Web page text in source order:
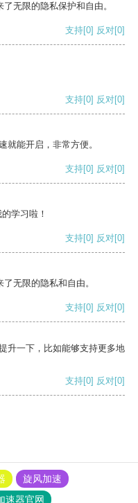
无限的隐私保护和自由。
支持[0] 反对[0]
支持[0] 反对[0]
就能开启，非常方便。
支持[0] 反对[0]
学习啦！
支持[0] 反对[0]
无限的隐私和自由。
支持[0] 反对[0]
升一下，比如能够支持更多地
支持[0] 反对[0]
旋风加速
速器官网